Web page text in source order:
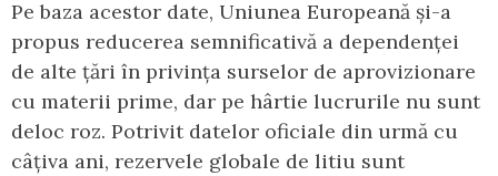
Pe baza acestor date, Uniunea Europeană și-a
propus reducerea semnificativă a dependenței
de alte țări în privința surselor de aprovizionare
cu materii prime, dar pe hârtie lucrurile nu sunt
deloc roz. Potrivit datelor oficiale din urmă cu
câțiva ani, rezervele globale de litiu sunt